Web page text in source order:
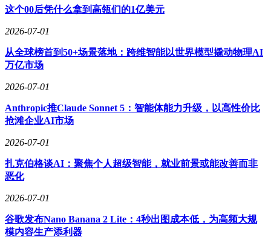
馈。这种妥协反映出行业在技术成熟度与产品实用性之间的艰
传统玩具巨头开始布局AI领域，但动作谨慎。美泰与OpenAI
的合作仅限于技术储备，尚未将其应用于芭比等核心IP；迪士
尼自主研发的AI系统主要用于运营优化，而非直接植入产
品。这种观望态度与创业公司形成对比，显示出行业龙头在转
泡泡玛特的选择代表了一种战略定力。作为行业领导者，其优
达到理想状态时，贸然转型可能破坏现有商业模式。但公司也
未完全关闭AI化的大门——其设立的AI创新部持续关注技术
进展，等待合适的介入时机。这种“守正出奇”的策略，或许正
是其在激烈市场竞争中保持领先的关键。
这个00后凭什么拿到高瓴们的1亿美元
2026-07-01
从全球榜首到50+场景落地：跨维智能以世界模型撬动物理AI
万亿市场
2026-07-01
Anthropic推Claude Sonnet 5：智能体能力升级，以高性价比
抢滩企业AI市场
2026-07-01
扎克伯格谈AI：聚焦个人超级智能，就业前景或能改善而非
恶化
2026-07-01
谷歌发布Nano Banana 2 Lite：4秒出图成本低，为高频大规
模内容生产添利器